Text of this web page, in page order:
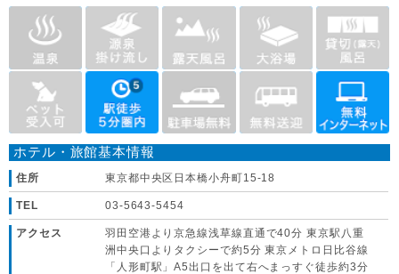
ホテル・旅館基本情報
住所 東京都中央区日本橋小舟町15-18
TEL 03-5643-5454
アクセス
羽田空港より京急線浅草線直通で40分 東京駅八重
洲中央口よりタクシーで約5分 東京メトロ日比谷線
「人形町駅」A5出口を出て右へまっすぐ徒歩約3分